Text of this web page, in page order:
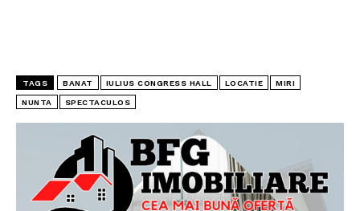
TAGS BANAT IULIUS CONGRESS HALL LOCATIE MIRI
NUNTA SPECTACULOS